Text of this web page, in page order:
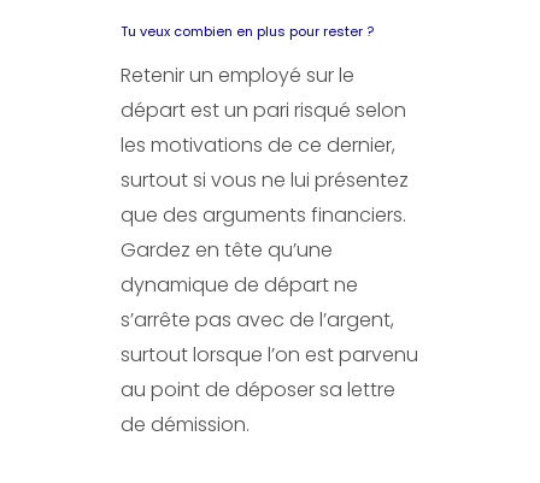
Tu veux combien en plus pour rester ?
Retenir un employé sur le
départ est un pari risqué selon
les motivations de ce dernier,
surtout si vous ne lui présentez
que des arguments financiers.
Gardez en tête qu’une
dynamique de départ ne
s’arrête pas avec de l’argent,
surtout lorsque l’on est parvenu
au point de déposer sa lettre
de démission.